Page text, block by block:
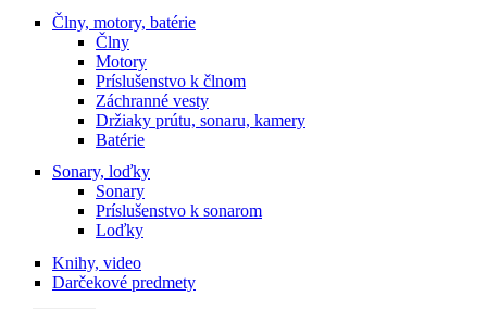
Člny, motory, batérie
Člny
Motory
Príslušenstvo k člnom
Záchranné vesty
Držiaky prútu, sonaru, kamery
Batérie
Sonary, loďky
Sonary
Príslušenstvo k sonarom
Loďky
Knihy, video
Darčekové predmety